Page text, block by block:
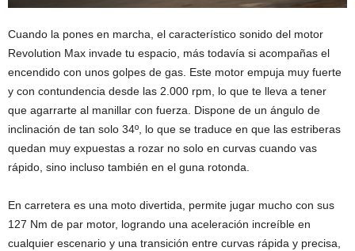
Cuando la pones en marcha, el característico sonido del motor
Revolution Max invade tu espacio, más todavía si acompañas el
encendido con unos golpes de gas. Este motor empuja muy fuerte
y con contundencia desde las 2.000 rpm, lo que te lleva a tener
que agarrarte al manillar con fuerza. Dispone de un ángulo de
inclinación de tan solo 34º, lo que se traduce en que las estriberas
quedan muy expuestas a rozar no solo en curvas cuando vas
rápido, sino incluso también en el guna rotonda.
En carretera es una moto divertida, permite jugar mucho con sus
127 Nm de par motor, logrando una aceleración increíble en
cualquier escenario y una transición entre curvas rápida y precisa,